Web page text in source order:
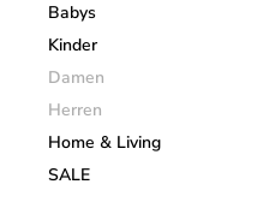
Babys
Kinder
Damen
Herren
Home & Living
SALE